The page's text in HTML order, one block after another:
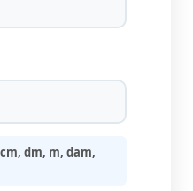
dm, m, dam,